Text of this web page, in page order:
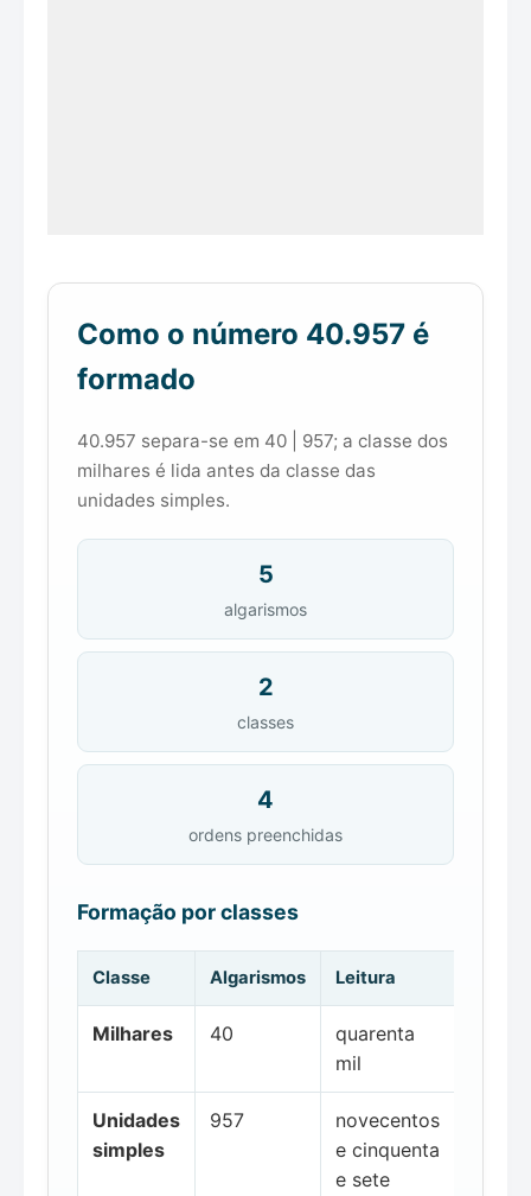
Como o número 40.957 é
formado
40.957 separa-se em 40 | 957; a classe dos
milhares é lida antes da classe das
unidades simples.
5
algarismos
2
classes
4
ordens preenchidas
Formação por classes
Classe Algarismos Leitura
Milhares 40
quarenta
mil
Unidades
simples
957
novecentos
e cinquenta
e sete